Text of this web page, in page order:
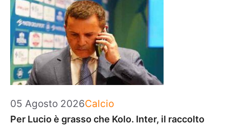
05 Agosto 2026Categorie
Calcio
Per Lucio è grasso che Kolo. Inter, il raccolto